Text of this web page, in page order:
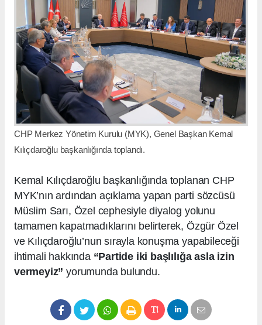
CHP Merkez Yönetim Kurulu (MYK), Genel Başkan Kemal
Kılıçdaroğlu başkanlığında toplandı.
Kemal Kılıçdaroğlu başkanlığında toplanan CHP
MYK’nın ardından açıklama yapan parti sözcüsü
Müslim Sarı, Özel cephesiyle diyalog yolunu
tamamen kapatmadıklarını belirterek, Özgür Özel
ve Kılıçdaroğlu’nun sırayla konuşma yapabileceği
ihtimali hakkında “Partide iki başlılığa asla izin
vermeyiz” yorumunda bulundu.